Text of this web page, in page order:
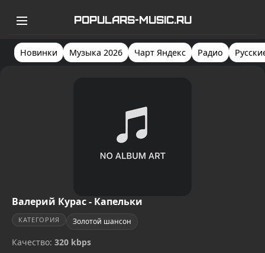
POPULARS-MUSIC.RU
Новинки Музыка 2026 Чарт Яндекс Радио
Валерий Курас - Капельки
КАТЕГОРИЯ Золотой шансон
Качество: 320 kbps